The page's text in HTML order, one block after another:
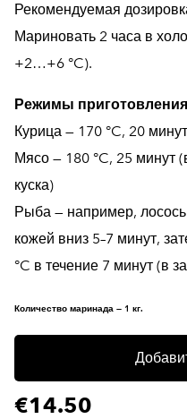
Рекомендуемая
Мариновать 2 часа в
+2…+6 °C).
Режимы
Курица — 170 °C, 20 минут
Мясо — 180 °C, 25 минут
куска)
Рыба — например,
кожей вниз 5–7 минут,
°C в течение 7 минут (в
Количество маринада — 1 кг.
€14.50